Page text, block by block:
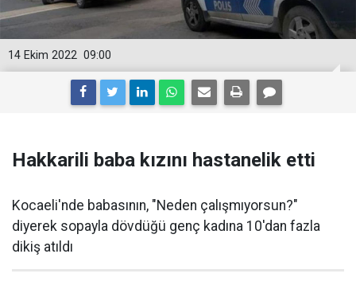
09:00
14 Ekim 2022
Hakkarili baba kızını hastanelik etti
Kocaeli'nde babasının, "Neden çalışmıyorsun?"
diyerek sopayla dövdüğü genç kadına 10'dan fazla
dikiş atıldı